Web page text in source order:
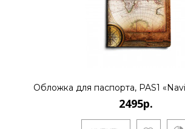
Обложка для паспорта, PAS1
2495р.